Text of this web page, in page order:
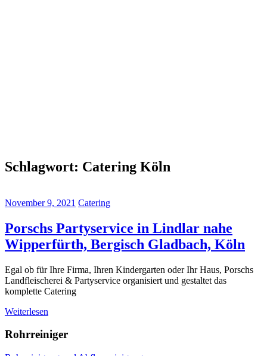
Schlagwort: Catering Köln
November 9, 2021 Catering
Porschs Partyservice in Lindlar nahe
Wipperfürth, Bergisch Gladbach, Köln
Egal ob für Ihre Firma, Ihren Kindergarten oder Ihr Haus, Porschs
Landfleischerei & Partyservice organisiert und gestaltet das
komplette Catering
Weiterlesen
Rohrreiniger